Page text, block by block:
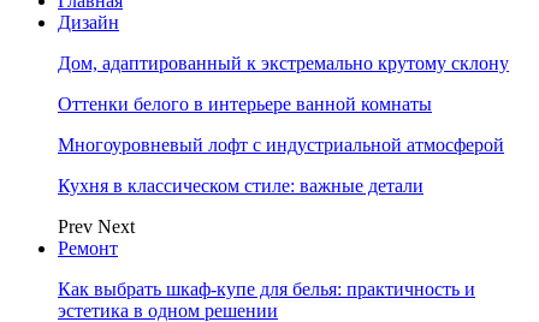
Дизайн
Дом, адаптированный к экстремально крутому склону
Оттенки белого в интерьере ванной комнаты
Многоуровневый лофт с индустриальной атмосферой
Кухня в классическом стиле: важные детали
Prev Next
Ремонт
Как выбрать шкаф-купе для белья: практичность и
эстетика в одном решении